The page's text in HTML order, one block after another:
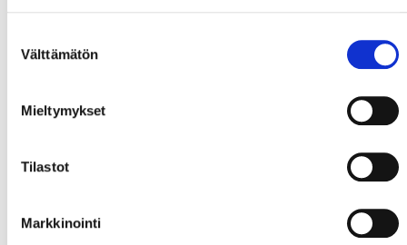
valinta
Välttämätön
Mieltymykset
Tilastot
Markkinointi